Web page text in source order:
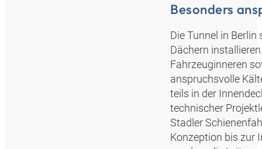
Besonders
Die Tunnel in
Dächern
Fahrzeuginneren
anspruchsvolle
teils in der
technischer
Stadler
Konzeption bis zur